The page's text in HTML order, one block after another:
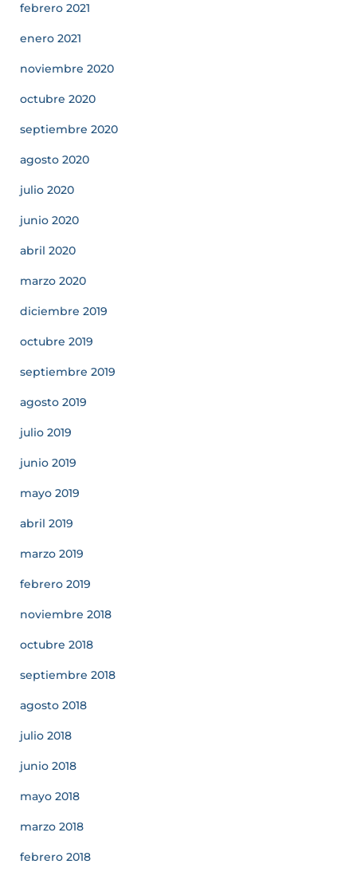
febrero 2021
enero 2021
noviembre 2020
octubre 2020
septiembre 2020
agosto 2020
julio 2020
junio 2020
abril 2020
marzo 2020
diciembre 2019
octubre 2019
septiembre 2019
agosto 2019
julio 2019
junio 2019
mayo 2019
abril 2019
marzo 2019
febrero 2019
noviembre 2018
octubre 2018
septiembre 2018
agosto 2018
julio 2018
junio 2018
mayo 2018
marzo 2018
febrero 2018